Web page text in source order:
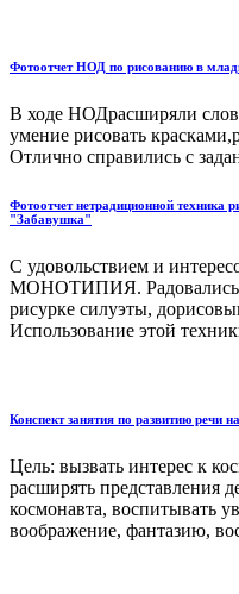
Фотоотчет НОД по рисованию в
В ходе НОДрасширяли
умение рисовать
Отлично справились с
Фотоотчет нетрадиционной техника
"Забавушка"
С удовольствием и
МОНОТИПИЯ. Радовались,
рисурке силуэты,
Использование этой
Конспект занятия по развитию речи
Цель: вызвать интерес к
расширять представления
космонавта, воспитывать
воображение, фантазию,